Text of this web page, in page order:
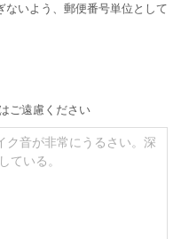
ないよう、郵便番号単位として
ご遠慮ください